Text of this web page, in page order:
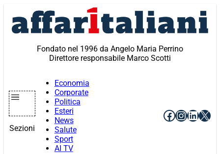
contenuto
Fondato nel 1996 da Angelo Maria Perrino
Direttore responsabile Marco Scotti
Sezioni
Economia
Corporate
Politica
Esteri
News
Salute
Sport
AI TV
Facebook
X